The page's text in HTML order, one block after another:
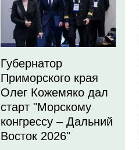
Губернатор
Приморского края
Олег Кожемяко дал
старт "Морскому
конгрессу – Дальний
Восток 2026"